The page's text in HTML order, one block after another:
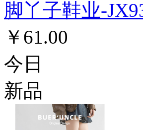
脚丫子鞋业-
￥61.00
今日
新品